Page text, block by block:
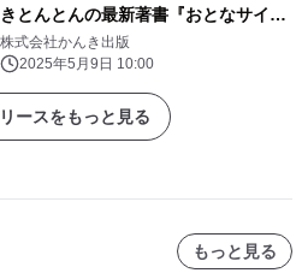
きとんとんの最新著書『おとなサイエ
ンス』が登場
株式会社かんき出版
2025年5月9日 10:00
ースをもっと見る
もっと見る